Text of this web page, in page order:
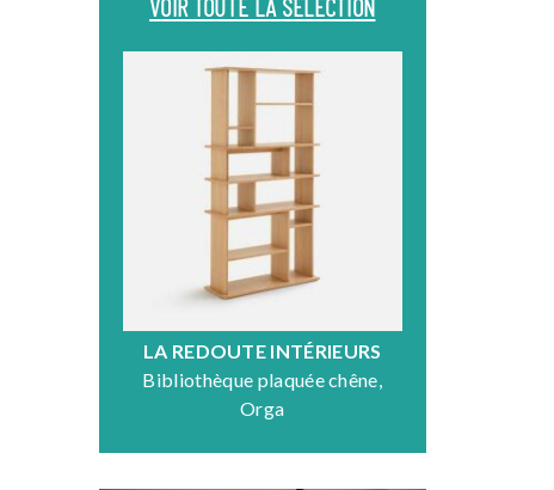
VOIR TOUTE LA SÉLECTION
LA REDOUTE INTÉRIEURS
Bibliothèque plaquée chêne,
Orga